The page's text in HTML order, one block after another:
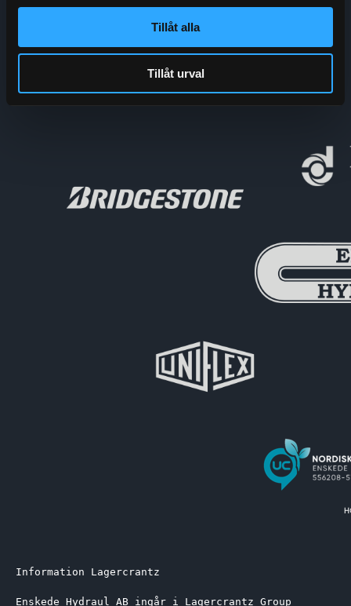
Tillåt alla
Tillåt urval
Information Lagercrantz
Enskede Hydraul AB ingår i Lagercrantz Group
Telefon: 0292-10630
740 03 Östervåla